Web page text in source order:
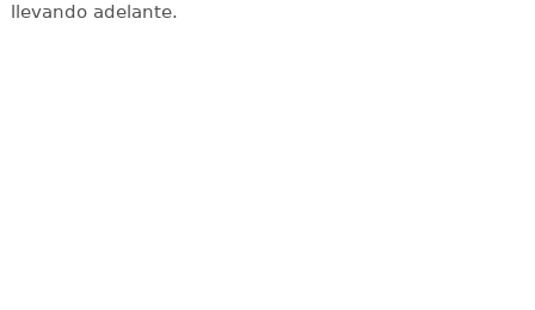
llevando adelante.